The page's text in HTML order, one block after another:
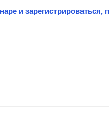
и зарегистрироваться,